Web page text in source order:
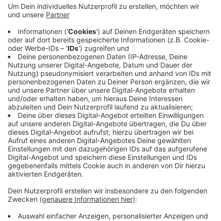
Anzeige
Das Auto hatte sich in einer Kurve mehrfach
überschlagen und war auf dem Dach zum Liegen
gekommen. Rettungskräfte brachten den Fahrer ins
Krankenhaus. Ärzte haben ihn untersucht und jetzt
steht fest: Er darf wieder nach Hause. Er hatte einen
riesen Schutzengel. Die Polizei klärt noch die
Unfallursache.
Anzeige